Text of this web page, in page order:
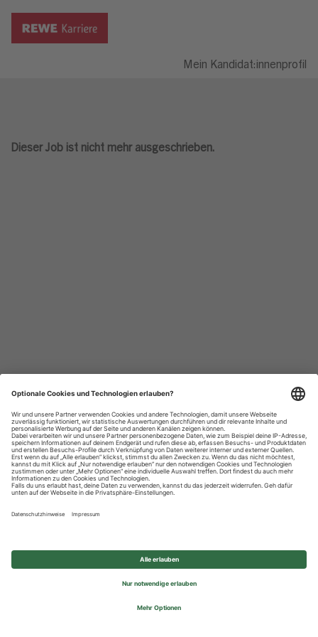
Mein Kandidat:innenprofil
Dieser Job ist nicht mehr ausgeschrieben.
Datenschutzhinweise
Impressum
Privatsphäre-Einstellungen
© 2026 REWE Group - All rights reserved